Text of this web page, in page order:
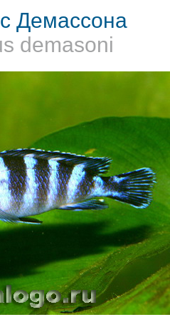
Демассона
demasoni